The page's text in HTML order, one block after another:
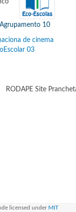
licensed under MIT